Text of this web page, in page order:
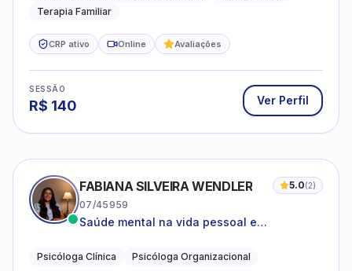
Terapia Familiar
CRP ativo Online Avaliações
SESSÃO
R$ 140 Ver Perfil
FABIANA SILVEIRA WENDLER 5.0(2)
07/45959
Saúde mental na vida pessoal e
Psicóloga Clínica Psicóloga Organizacional